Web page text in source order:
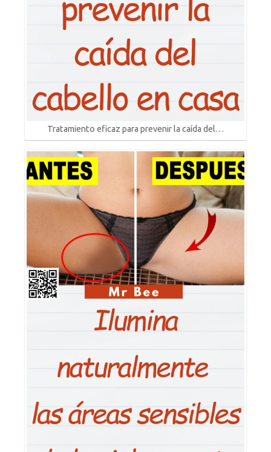
Tratamiento eficaz para prevenir la caída del…